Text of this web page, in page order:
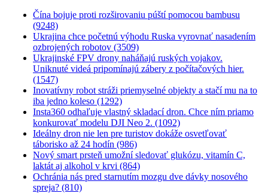
Čína bojuje proti rozširovaniu púští pomocou bambusu
(9248)
Ukrajina chce početnú výhodu Ruska vyrovnať nasadením
ozbrojených robotov (3509)
Ukrajinské FPV drony naháňajú ruských vojakov.
Uniknuté videá pripomínajú zábery z počítačových hier.
(1547)
Inovatívny robot stráži priemyselné objekty a stačí mu na to
iba jedno koleso (1292)
Insta360 odhaľuje vlastný skladací dron. Chce ním priamo
konkurovať modelu DJI Neo 2. (1092)
Ideálny dron nie len pre turistov dokáže osvetľovať
táborisko až 24 hodín (986)
Nový smart prsteň umožní sledovať glukózu, vitamín C,
laktát aj alkohol v krvi (864)
Ochránia nás pred starnutím mozgu dve dávky nosového
spreja? (810)